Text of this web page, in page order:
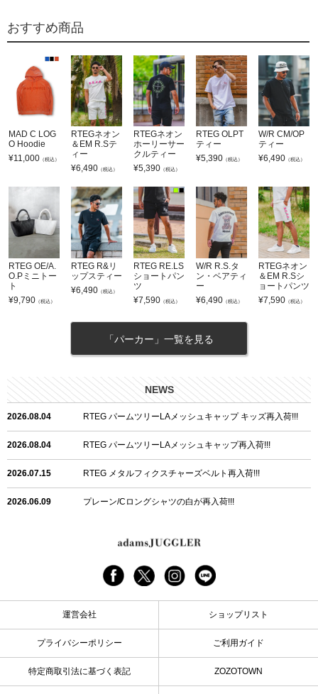
おすすめ商品
MAD C LOG
O Hoodie
¥11,000 （税込）
RTEGネオン
＆EM R.Sテ
ィー
¥6,490 （税込）
RTEGネオン
ホーリーサー
クルティー
¥5,390 （税込）
RTEG OLPT
ティー
¥5,390 （税込）
W/R CM/OP
ティー
¥6,490 （税込）
RTEG OE/A.
O.Pミニトー
ト
¥9,790 （税込）
RTEG R&リ
ップスティー
¥6,490 （税込）
RTEG RE.LS
ショートパン
ツ
¥7,590 （税込）
W/R R.S.タ
ン・ベアティ
ー
¥6,490 （税込）
RTEGネオン
＆EM R.Sシ
ョートパンツ
¥7,590 （税込）
「パーカー」一覧を見る
NEWS
2026.08.04 RTEG パームツリーLAメッシュキャップ キッズ再入荷!!!
2026.08.04 RTEG パームツリーLAメッシュキャップ再入荷!!!
2026.07.15 RTEG メタルフィクスチャーズベルト再入荷!!!
2026.06.09 プレーン/Cロングシャツの白が再入荷!!!
24/フリンジデニムロングパンツ再入荷!!!
G/グレーペイントデニムロングパンツ再入荷!!!
2026.04.23 I.W.D.Rデニムロングパンツ再入荷!!!
2026.04.23 ケミカルブラックデニムロングパンツ再入荷!!!
運営会社 ショップリスト
プライバシーポリシー ご利用ガイド
特定商取引法に基づく表記 ZOZOTOWN